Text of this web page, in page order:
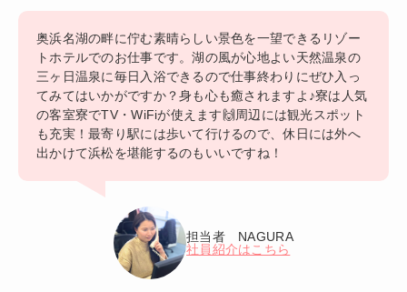
奥浜名湖の畔に佇む素晴らしい景色を一望できるリゾー
トホテルでのお仕事です。湖の風が心地よい天然温泉の
三ヶ日温泉に毎日入浴できるので仕事終わりにぜひ入っ
てみてはいかがですか？身も心も癒されますよ♪寮は人気
の客室寮でTV・WiFiが使えます🙌周辺には観光スポット
も充実！最寄り駅には歩いて行けるので、休日には外へ
出かけて浜松を堪能するのもいいですね！
担当者 NAGURA
社員紹介はこちら